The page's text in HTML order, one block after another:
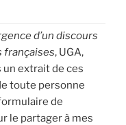
d’un discours
françaises, UGA,
un extrait de ces
toute personne
de
le partager à mes